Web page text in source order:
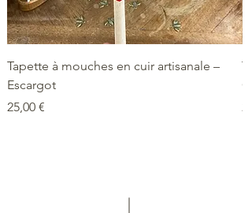
Tapette à mouches en cuir artisanale –
Escargot
Prix
25,00 €